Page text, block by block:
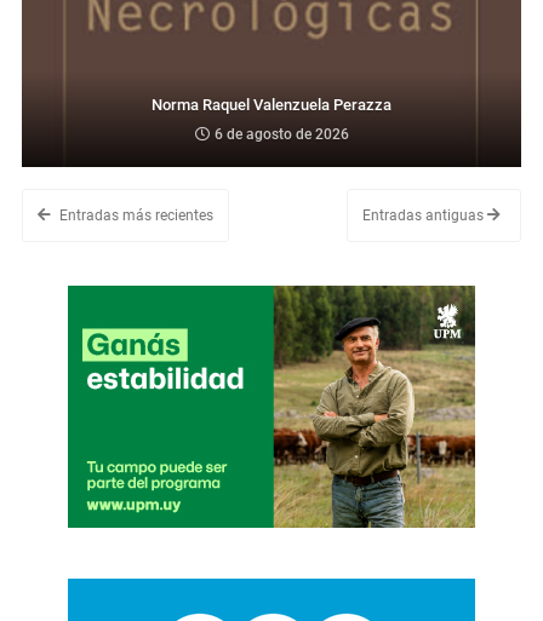
Norma Raquel Valenzuela Perazza
6 de agosto de 2026
Entradas más recientes Entradas antiguas